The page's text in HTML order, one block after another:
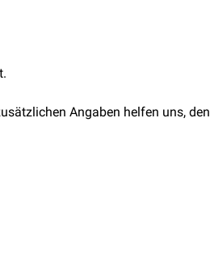
Dieser weist einen komplizierten
Angaben helfen uns, den